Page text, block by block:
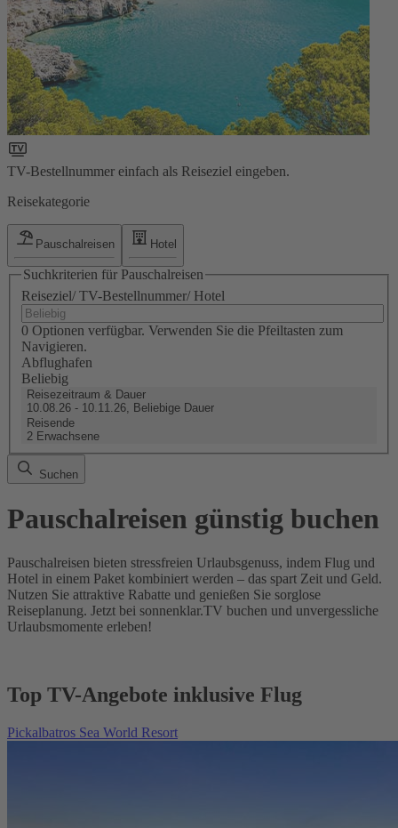
TV-Bestellnummer einfach als Reiseziel eingeben.
Reisekategorie
Pauschalreisen Hotel
Suchkriterien für Pauschalreisen
Reiseziel/ TV-Bestellnummer/ Hotel
0 Optionen verfügbar. Verwenden Sie die Pfeiltasten zum
Navigieren.
Abflughafen
Beliebig
Reisezeitraum & Dauer
10.08.26 - 10.11.26, Beliebige Dauer
Reisende
2 Erwachsene
Suchen
Pauschalreisen günstig buchen
Pauschalreisen bieten stressfreien Urlaubsgenuss, indem Flug und
Hotel in einem Paket kombiniert werden – das spart Zeit und Geld.
Nutzen Sie attraktive Rabatte und genießen Sie sorglose
Reiseplanung. Jetzt bei sonnenklar.TV buchen und unvergessliche
Urlaubsmomente erleben!
Top TV-Angebote inklusive Flug
Pickalbatros Sea World Resort